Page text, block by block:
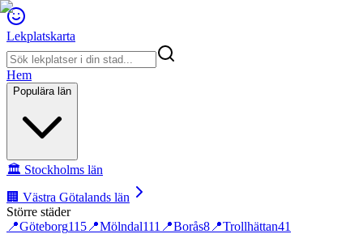
Lekplatskarta
Hem
Populära län
🏛️ Stockholms län
🏢 Västra Götalands län
Större städer
📍Göteborg115 📍Mölndal111 📍Borås8 📍Trollhättan41